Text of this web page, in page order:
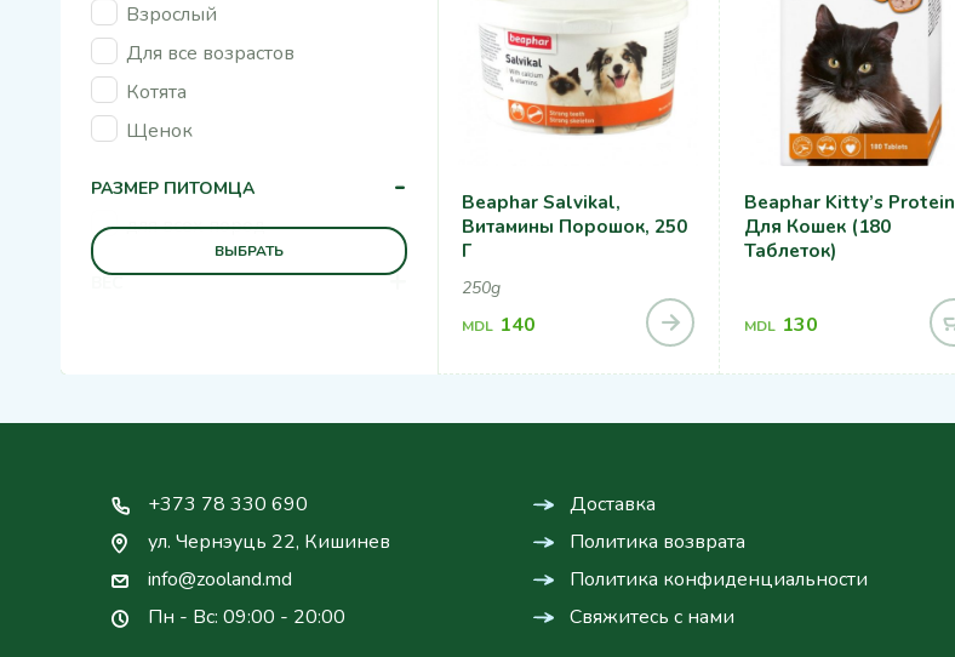
Взрослый
Для все возрастов
Котята
Щенок
РАЗМЕР ПИТОМЦА -
для всех пород
ВЕС +
ВЫБРАТЬ
Beaphar Salvikal,
Витамины Порошок, 250
Г
250g
MDL 140
Beaphar Kitty’s Protein
Для Кошек (180
Таблеток)
MDL 130
+373 78 330 690
ул. Чернэуць 22, Кишинев
info@zooland.md
Пн - Вс: 09:00 - 20:00
Доставка
Политика возврата
Политика конфиденциальности
Свяжитесь с нами